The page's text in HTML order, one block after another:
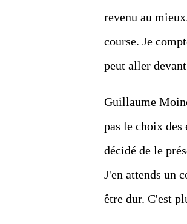
revenu au
course. Je
peut aller
Guillaume
pas le choix
décidé de le
J'en attends un
être dur. C'est